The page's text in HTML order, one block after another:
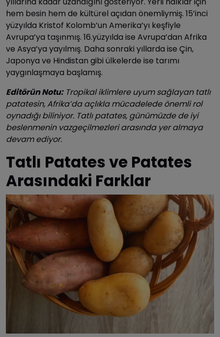
hem besin hem de kültürel açıdan önemliymiş. 15’inci
yüzyılda Kristof Kolomb’un Amerika’yı keşfiyle
Avrupa’ya taşınmış. 16.yüzyılda ise Avrupa’dan Afrika
ve Asya’ya yayılmış. Daha sonraki yıllarda ise Çin,
Japonya ve Hindistan gibi ülkelerde ise tarımı
yaygınlaşmaya başlamış.
Editörün Notu:Tropikal iklimlere uyum sağlayan tatlı
patatesin, Afrika’da açlıkla mücadelede önemli rol
oynadığı biliniyor. Tatlı patates, günümüzde de iyi
beslenmenin vazgeçilmezleri arasında yer almaya
devam ediyor.
Tatlı Patates ve Patates
Arasındaki Farklar